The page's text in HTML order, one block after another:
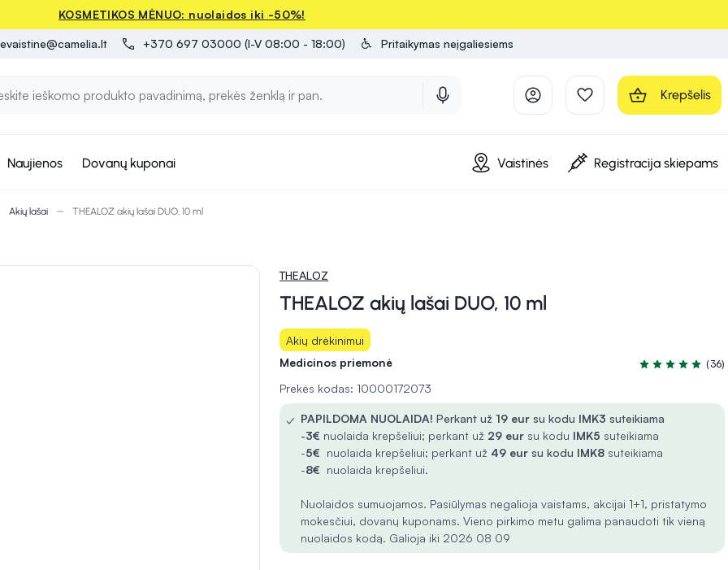
KOSMETIKOS MĖNUO: nuolaidos iki -50%!
evaistine@camelia.lt +370 697 03000 (I-V 08:00 - 18:00) Pritaikymas neįgaliesiems
Krepšelis
Naujienos Dovanų kuponai Vaistinės Registracija skiepams
Akių lašai THEALOZ akių lašai DUO, 10 ml
THEALOZ
THEALOZ akių lašai DUO, 10 ml
Akių drėkinimui
Medicinos priemonė
Įvertinimas 5.0
(36)
Prekės kodas: 10000172073
✓ PAPILDOMA NUOLAIDA! Perkant už 19 eur su kodu IMK3 suteikiama
-3€ nuolaida krepšeliui; perkant už 29 eur su kodu IMK5 suteikiama
-5€ nuolaida krepšeliui; perkant už 49 eur su kodu IMK8 suteikiama
-8€ nuolaida krepšeliui.
Nuolaidos sumuojamos. Pasiūlymas negalioja vaistams, akcijai 1+1, pristatymo
mokesčiui, dovanų kuponams. Vieno pirkimo metu galima panaudoti tik vieną
nuolaidos kodą. Galioja iki 2026 08 09